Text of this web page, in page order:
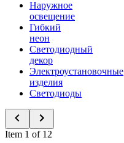
Наружное
освещение
Гибкий
неон
Светодиодный
декор
Электроустановочные
изделия
Светодиоды
Item 1 of 12